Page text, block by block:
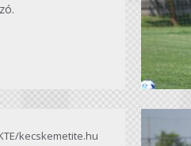
kecskemetite.hu